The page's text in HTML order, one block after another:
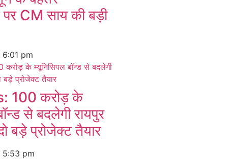
पर CM साय की बड़ी
6:01 pm
100 करोड़ के
से बदलेगी रायपुर
बड़े प्रोजेक्ट तैयार
5:53 pm